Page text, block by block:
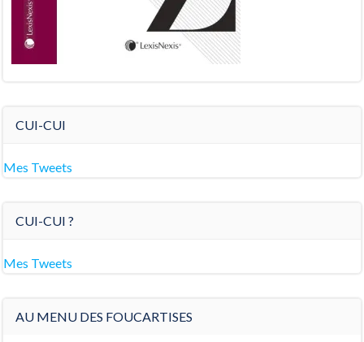
CUI-CUI
Mes Tweets
CUI-CUI ?
Mes Tweets
AU MENU DES FOUCARTISES